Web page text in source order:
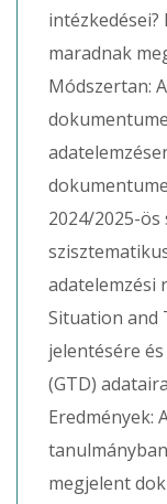
maradnak
Módszertan:
2024/2025-
adatelemzési
Situation and
jelentésére
(GTD)
Eredmények:
megjelent